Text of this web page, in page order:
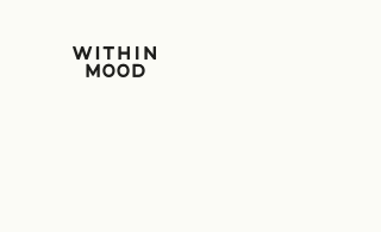
Within Mood